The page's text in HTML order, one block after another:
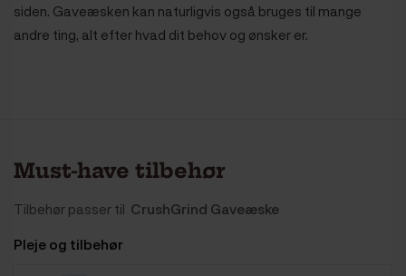
siden. Gaveæsken kan naturligvis også bruges til mange
andre ting, alt efter hvad dit behov og ønsker er.
Must-have tilbehør
Tilbehør passer til CrushGrind Gaveæske
Pleje og tilbehør